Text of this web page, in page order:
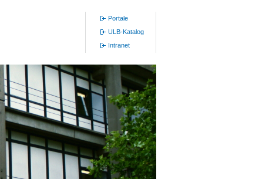
Portale
ULB-Katalog
Intranet